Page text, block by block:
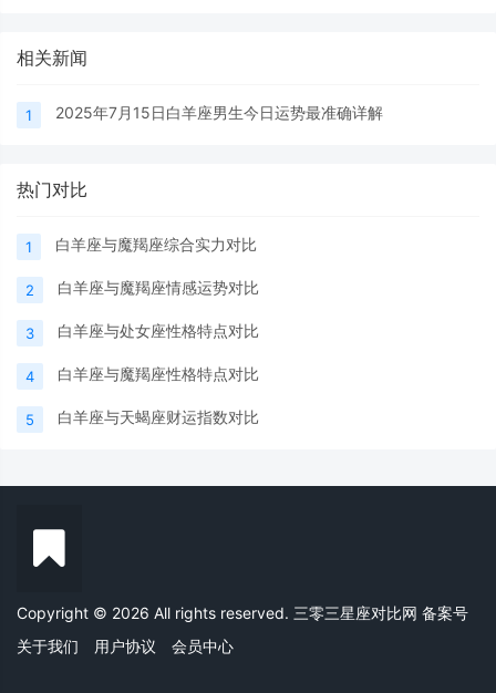
相关新闻
1 2025年7月15日白羊座男生今日运势最准确详解
热门对比
1 白羊座与魔羯座综合实力对比
2 白羊座与魔羯座情感运势对比
3 白羊座与处女座性格特点对比
4 白羊座与魔羯座性格特点对比
5 白羊座与天蝎座财运指数对比
Copyright © 2026 All rights reserved. 三零三星座对比网 备案号
关于我们
用户协议 会员中心